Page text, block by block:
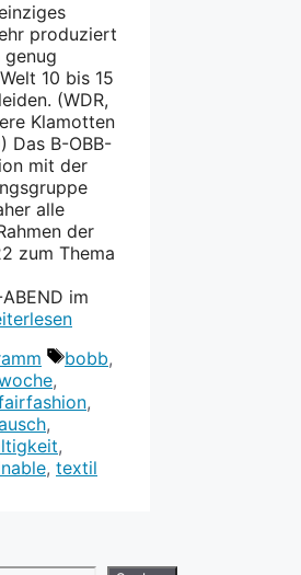
produziert
10 bis 15
(WDR,
Klamotten
Das B-OBB-
mit der
alle
der
zum Thema
im
Schlagwörter
bobb,
,
,
,
,
, textil